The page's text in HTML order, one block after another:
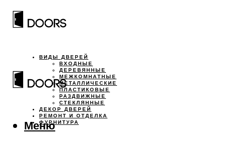
ВИДЫ ДВЕРЕЙ
ВХОДНЫЕ
ДЕРЕВЯННЫЕ
МЕЖКОМНАТНЫЕ
МЕТАЛЛИЧЕСКИЕ
ПЛАСТИКОВЫЕ
РАЗДВИЖНЫЕ
СТЕКЛЯННЫЕ
ДЕКОР ДВЕРЕЙ
РЕМОНТ И ОТДЕЛКА
ФУРНИТУРА
Меню